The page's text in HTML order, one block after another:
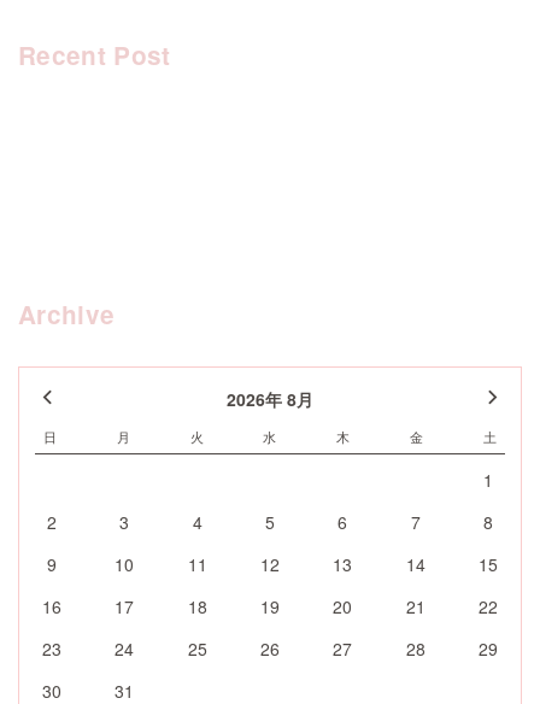
Recent Post
Archive
2026年 8月
日 月 火 水 木 金 土
1
2
3 4 5 6 7
8
9
10 11 12 13 14
15
16
17 18 19 20 21
22
23
24 25 26 27 28
29
30
31